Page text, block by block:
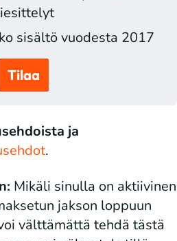
sisältö vuodesta 2017
Tilaa
ja
.
Mikäli sinulla on aktiivinen
jakson loppuun
välttämättä tehdä tästä